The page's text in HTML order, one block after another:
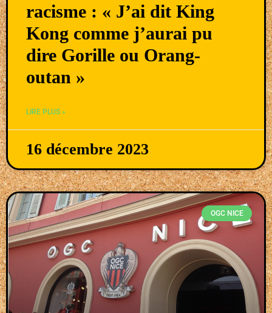
racisme : « J’ai dit King
Kong comme j’aurai pu
dire Gorille ou Orang-
outan »
LIRE PLUS »
16 décembre 2023
OGC NICE